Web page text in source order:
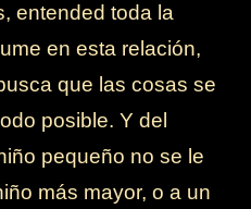
entended toda la
en esta relación,
que las cosas se
posible. Y del
pequeño no se le
más mayor, o a un